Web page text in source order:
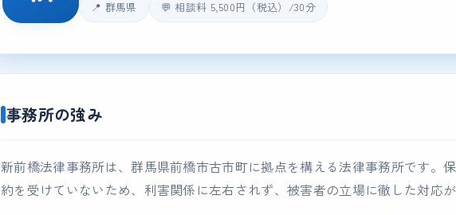
📍 群馬県 💬 相談料 5,500円（税込）/30分
事務所の強み
新前橋法律事務所は、群馬県前橋市古市町に拠点を構える法律事務所です。
約を受けていないため、利害関係に左右されず、被害者の立場に徹した対応